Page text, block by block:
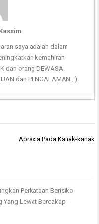
saya adalah dalam
kemahiran
dan orang DEWASA.
dan PENGALAMAN..:)
Apraxia Pada Kanak-kanak
Perkataan Berisiko
Yang Lewat Bercakap -